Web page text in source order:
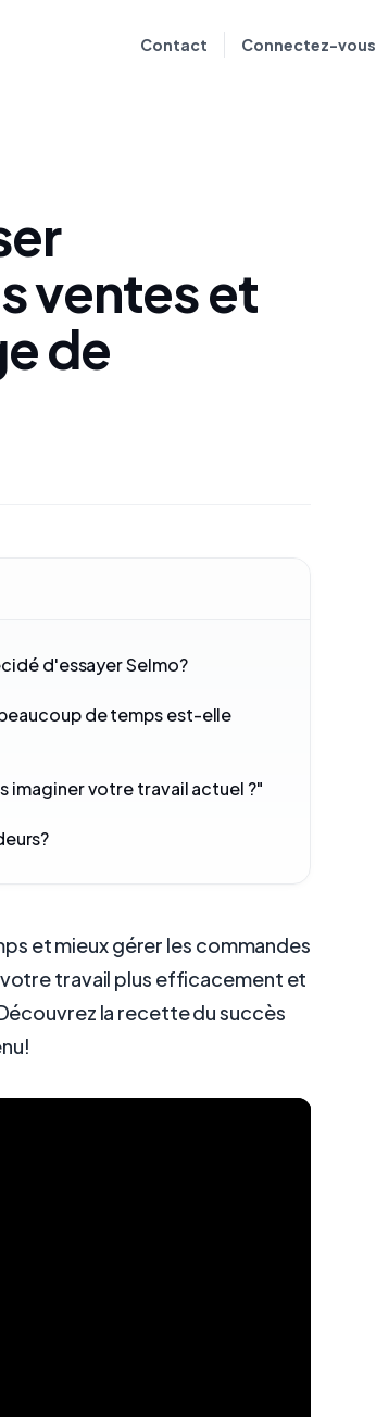
Contact Connectez-vous
ventes et
de
d'essayer Selmo?
de temps est-elle
imaginer votre travail actuel ?"
et mieux gérer les commandes
travail plus efficacement et
la recette du succès